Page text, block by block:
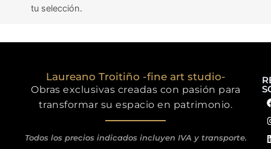
tu selección.
Laureano Troitiño -fine art studio-
Obras exclusivas creadas con pasión para
transformar su espacio en patrimonio.
Todos los precios indicados incluyen IVA y transporte.